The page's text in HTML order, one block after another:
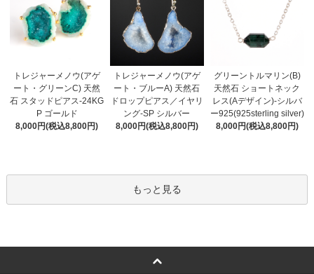
トレジャーメノウ(アゲ
ート・グリーンC) 天然
石 スタッドピアス-24KG
P ゴールド
8,000円(税込8,800円)
トレジャーメノウ(アゲ
ート・ブルーA) 天然石
ドロップピアス／イヤリ
ング-SP シルバー
8,000円(税込8,800円)
グリーントルマリン(B)
天然石 ショートネック
レス(Aデザイン)-シルバ
ー925(925sterling silver)
8,000円(税込8,800円)
もっと見る